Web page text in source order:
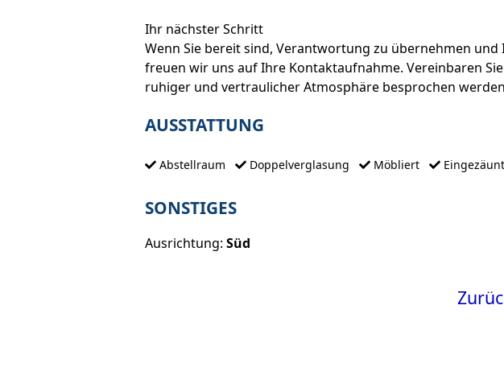
Ihr nächster Schritt
Wenn Sie bereit sind, Verantwortung zu übernehmen
freuen wir uns auf Ihre Kontaktaufnahme. Vereinbaren
ruhiger und vertraulicher Atmosphäre besprochen
AUSSTATTUNG
Abstellraum Doppelverglasung Möbliert Eingezäunt
SONSTIGES
Ausrichtung: Süd